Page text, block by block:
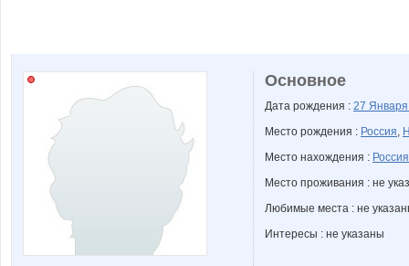
Основное
Дата рождения : 27
Место рождения : Россия,
Место нахождения : Россия
Место проживания : не
Любимые места : не
Интересы : не указаны